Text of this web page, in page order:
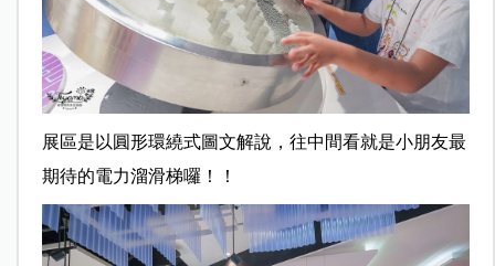
展區是以圓形環繞式圖文解說，往中間看就是小朋友最
期待的電力溜滑梯囉！！